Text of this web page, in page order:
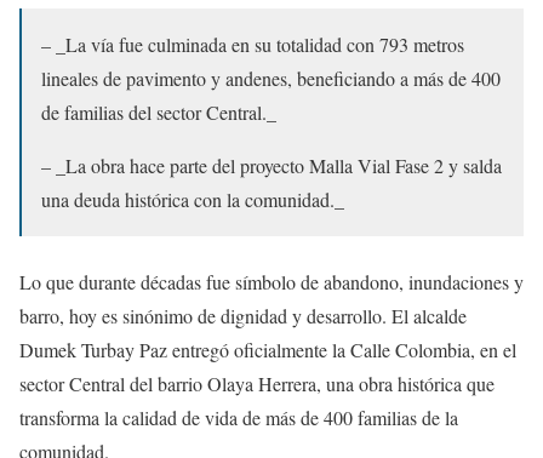
– _La vía fue culminada en su totalidad con 793 metros
lineales de pavimento y andenes, beneficiando a más de 400
de familias del sector Central._
– _La obra hace parte del proyecto Malla Vial Fase 2 y salda
una deuda histórica con la comunidad._
Lo que durante décadas fue símbolo de abandono, inundaciones y
barro, hoy es sinónimo de dignidad y desarrollo. El alcalde
Dumek Turbay Paz entregó oficialmente la Calle Colombia, en el
sector Central del barrio Olaya Herrera, una obra histórica que
transforma la calidad de vida de más de 400 familias de la
comunidad.